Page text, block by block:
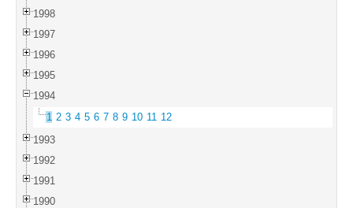
1998
1997
1996
1995
1994
1 2 3 4 5 6 7 8 9 10 11 12
1993
1992
1991
1990